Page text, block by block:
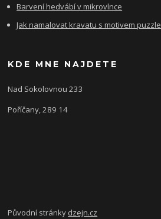
Barvení hedvábí v mikrovlnce
Jak namalovat kravatu s motivem puzzle
KDE MNE NAJDETE
Nad Sokolovnou 233
Poříčany, 289 14
Původní stránky dzejn.cz